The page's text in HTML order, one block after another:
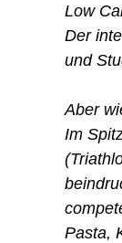
Low
Der
und
Aber
Im
Pasta,